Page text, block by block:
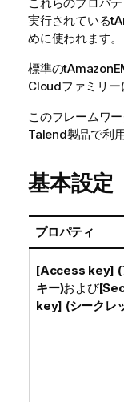
実行されている
めに使われます。
標準の
Cloudファミリー
このフレームワ
Talend製品で利
基本設定
プロパティ
[Access key] (
キー)および
key] (シークレ